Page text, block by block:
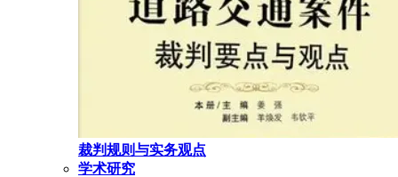
裁判规则与实务观点
学术研究